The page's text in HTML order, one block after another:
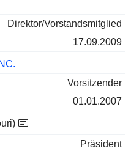
Direktor/Vorstandsmitglied
17.09.2009
Vorsitzender
01.01.2007
Präsident